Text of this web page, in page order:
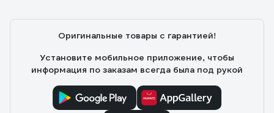
Оригинальные товары с гарантией!
Установите мобильное приложение, чтобы
информация по заказам всегда была под рукой